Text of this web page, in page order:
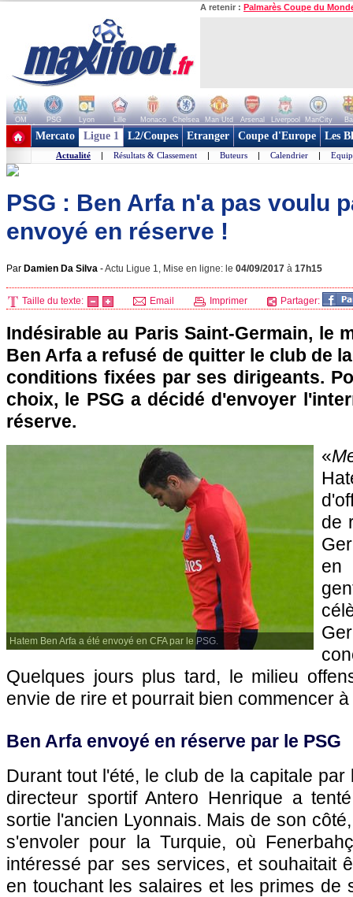
A retenir : Palmarès Coupe du
OM PSG Lyon Lille Monaco Chelsea Man Utd Arsenal Liverpool ManCity
+ de clubs
Mercato Ligue 1 L2/Coupes Etranger Coupe d'Europe Les
Actualité | Résultats & Classement | Buteurs | Calendrier |
PSG : Ben Arfa n'a pas voulu
envoyé en réserve !
Par Damien Da Silva -Actu Ligue 1, Mise en ligne: le 04/09/2017 à 17h15
Taille du texte: Email Imprimer Partager:
Indésirable au Paris Saint-Germain, le
Ben Arfa a refusé de quitter le club de
conditions fixées par ses dirigeants.
choix, le PSG a décidé d'envoyer
réserve.
Hatem Ben Arfa a été envoyé en CFA par le PSG.
«
de
Quelques jours plus tard, le milieu
envie de rire et pourrait bien commencer
Ben Arfa envoyé en réserve par le PSG
Durant tout l'été, le club de la capitale
directeur sportif Antero Henrique a
sortie l'ancien Lyonnais. Mais de son
s'envoler pour la Turquie, où
intéressé par ses services, et souhaitait
en touchant les salaires et les primes de